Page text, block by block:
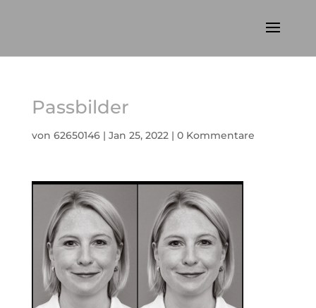
Passbilder
von 62650146| Jan 25, 2022| 0 Kommentare